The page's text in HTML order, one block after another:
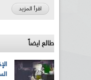
اقرأ المزيد
طالع ايضاً